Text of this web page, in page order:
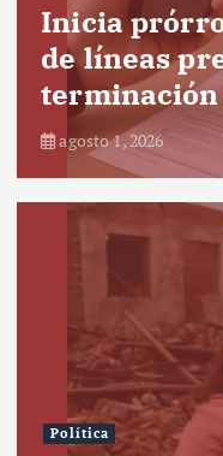
Inicia
de líneas
terminación
agosto 1, 2026
Política